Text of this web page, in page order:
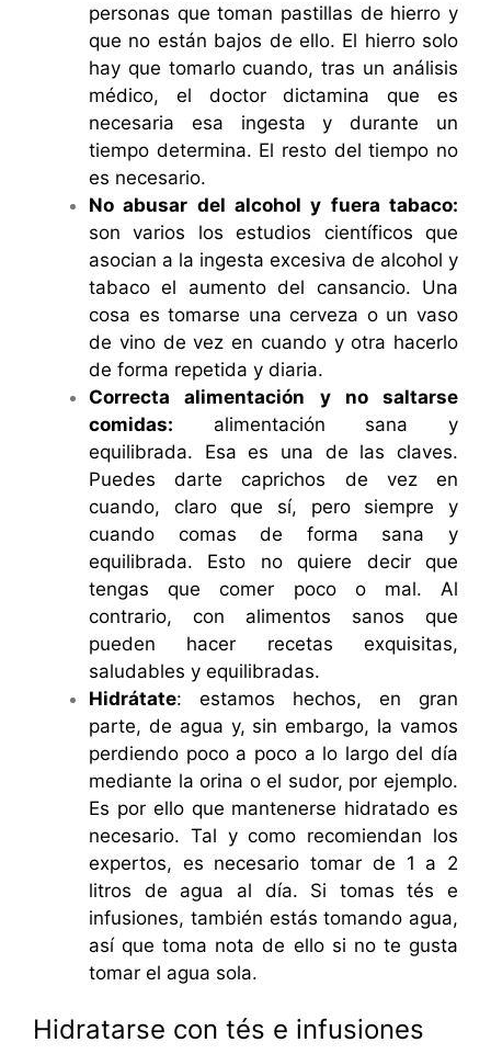
personas que toman pastillas de hierro y
que no están bajos de ello. El hierro solo
hay que tomarlo cuando, tras un análisis
médico, el doctor dictamina que es
necesaria esa ingesta y durante un
tiempo determina. El resto del tiempo no
es necesario.
No abusar del alcohol y fuera tabaco:
son varios los estudios científicos que
asocian a la ingesta excesiva de alcohol y
tabaco el aumento del cansancio. Una
cosa es tomarse una cerveza o un vaso
de vino de vez en cuando y otra hacerlo
de forma repetida y diaria.
Correcta alimentación y no saltarse
comidas: alimentación sana y
equilibrada. Esa es una de las claves.
Puedes darte caprichos de vez en
cuando, claro que sí, pero siempre y
cuando comas de forma sana y
equilibrada. Esto no quiere decir que
tengas que comer poco o mal. Al
contrario, con alimentos sanos que
pueden hacer recetas exquisitas,
saludables y equilibradas.
Hidrátate: estamos hechos, en gran
parte, de agua y, sin embargo, la vamos
perdiendo poco a poco a lo largo del día
mediante la orina o el sudor, por ejemplo.
Es por ello que mantenerse hidratado es
necesario. Tal y como recomiendan los
expertos, es necesario tomar de 1 a 2
litros de agua al día. Si tomas tés e
infusiones, también estás tomando agua,
así que toma nota de ello si no te gusta
tomar el agua sola.
Hidratarse con tés e infusiones